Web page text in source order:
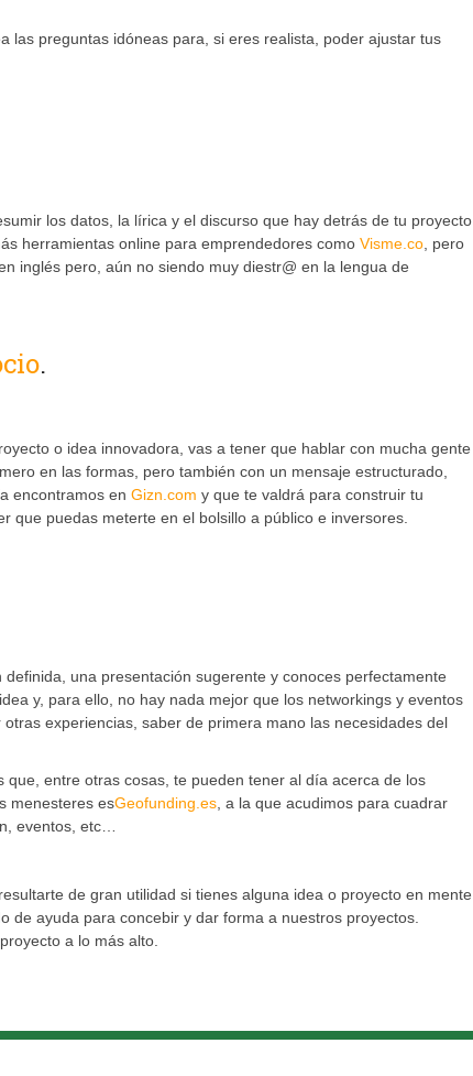
las preguntas idóneas para, si eres realista, poder ajustar tus
los datos, la lírica y el discurso que hay detrás de tu proyecto
herramientas online para emprendedores como Visme.co, pero
inglés pero, aún no siendo muy diestr@ en la lengua de
.
o idea innovadora, vas a tener que hablar con mucha gente
en las formas, pero también con un mensaje estructurado,
encontramos en Gizn.com y que te valdrá para construir tu
que puedas meterte en el bolsillo a público e inversores.
una presentación sugerente y conoces perfectamente
y, para ello, no hay nada mejor que los networkings y eventos
experiencias, saber de primera mano las necesidades del
entre otras cosas, te pueden tener al día acerca de los
menesteres esGeofunding.es, a la que acudimos para cuadrar
eventos, etc…
de gran utilidad si tienes alguna idea o proyecto en mente
de ayuda para concebir y dar forma a nuestros proyectos.
a lo más alto.